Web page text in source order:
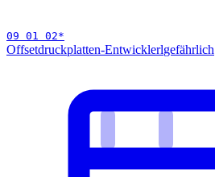
09 01 02*
Offsetdruckplatten-Entwicklerlgefährlich